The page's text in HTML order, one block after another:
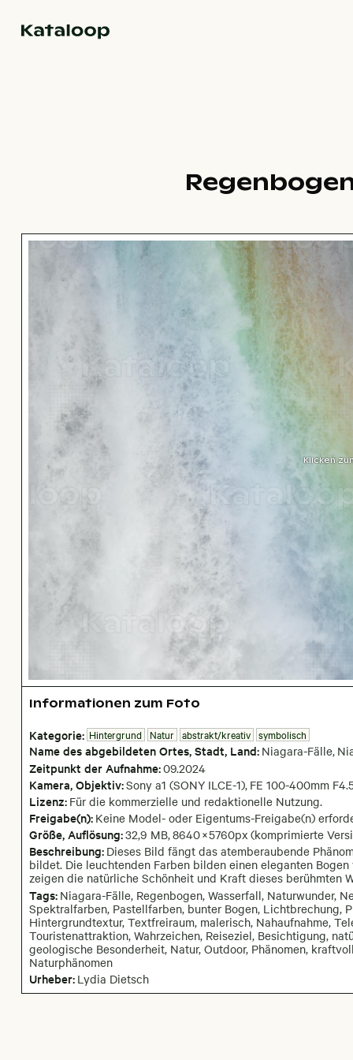
Klicken
Informationen zum Foto
Kategorie: Hintergrund Natur abstrakt/kreativ symbolisch
Name des abgebildeten Ortes,Stadt, Land: Niagara-Fälle,
Zeitpunkt der Aufnahme:09.2024
Kamera, Objektiv:Sony a1 (SONY ILCE-1), FE 100-400mm
Lizenz: Für die kommerzielle und redaktionelle Nutzung.
Freigabe(n): Keine Model- oder Eigentums-Freigabe(n)
Größe, Auflösung:32,9 MB,8640×5760px (komprimierte
Beschreibung: Dieses Bild fängt das atemberaubende
bildet. Die leuchtenden Farben bilden einen eleganten
zeigen die natürliche Schönheit und Kraft dieses berühmten
Tags: Niagara-Fälle, Regenbogen, Wasserfall, Naturwunder,
Spektralfarben, Pastellfarben, bunter Bogen, Lichtbrechung,
Hintergrundtextur, Textfreiraum, malerisch, Nahaufnahme,
Touristenattraktion, Wahrzeichen, Reiseziel, Besichtigung,
geologische Besonderheit, Natur, Outdoor, Phänomen,
Naturphänomen
Urheber: Lydia Dietsch